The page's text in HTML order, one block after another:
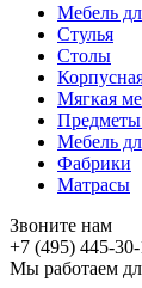
Мебель
Стулья
Столы
Мягкая
Предметы
Мебель
Фабрики
Матраcы
Звоните нам
+7 (495) 445-
Мы работаем